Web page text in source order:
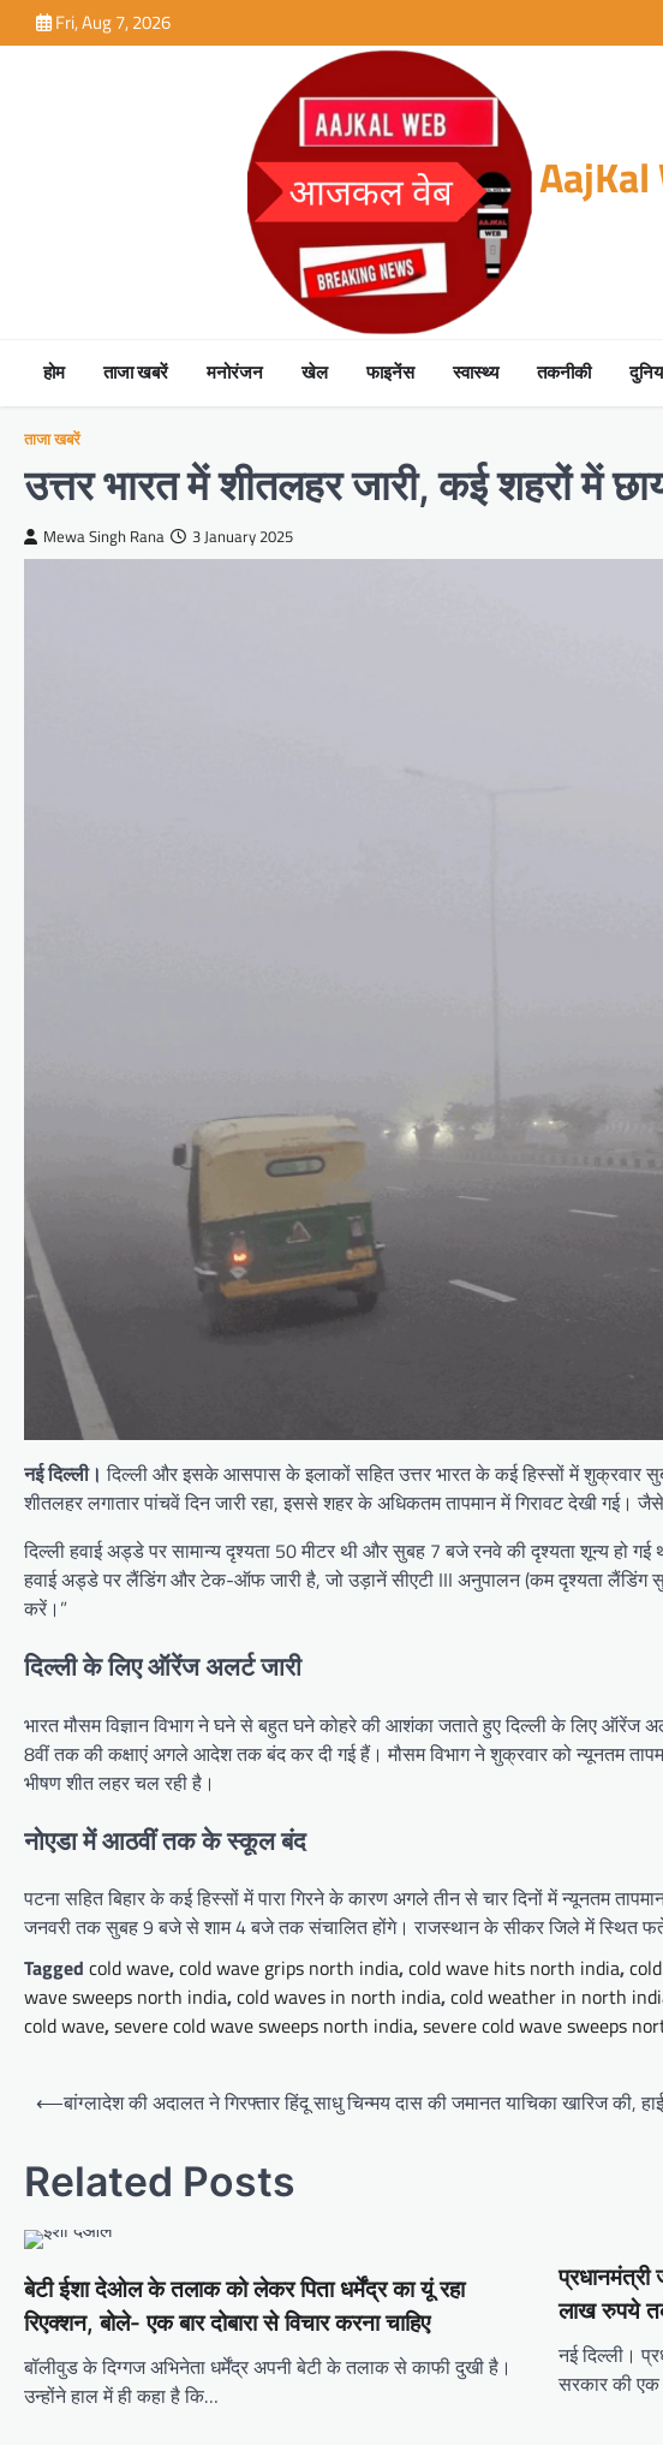
to
Fri, Aug 7, 2026
AajKal
होम ताजा खबरें मनोरंजन खेल फाइनेंस स्वास्थ्य तकनीकी
ताजा खबरें
उत्तर भारत में शीतलहर जारी, कई शहरों में
Mewa Singh Rana 3 January 2025
नई दिल्ली। दिल्ली और इसके आसपास के इलाकों सहित उत्तर भारत के कई हिस्सों में शुक्रवार
शीतलहर लगातार पांचवें दिन जारी रहा, इससे शहर के अधिकतम तापमान में गिरावट देखी गई।
दिल्ली हवाई अड्डे पर सामान्य दृश्यता 50 मीटर थी और सुबह 7 बजे रनवे की दृश्यता शून्य हो
हवाई अड्डे पर लैंडिंग और टेक-ऑफ जारी है, जो उड़ानें सीएटी III अनुपालन (कम दृश्यता लैंडिंग
करें।”
दिल्ली के लिए ऑरेंज अलर्ट जारी
भारत मौसम विज्ञान विभाग ने घने से बहुत घने कोहरे की आशंका जताते हुए दिल्ली के लिए
8वीं तक की कक्षाएं अगले आदेश तक बंद कर दी गई हैं। मौसम विभाग ने शुक्रवार को न्यूनतम
भीषण शीत लहर चल रही है।
नोएडा में आठवीं तक के स्कूल बंद
पटना सहित बिहार के कई हिस्सों में पारा गिरने के कारण अगले तीन से चार दिनों में न्यूनतम
जनवरी तक सुबह 9 बजे से शाम 4 बजे तक संचालित होंगे। राजस्थान के सीकर जिले में स्थित
Tagged cold wave,cold wave grips north india,cold wave hits north india,
wave sweeps north india,cold waves in north india,cold weather in north
cold wave,severe cold wave sweeps north india,severe cold wave sweeps
Post
⟵बांग्लादेश की अदालत ने गिरफ्तार हिंदू साधु चिन्मय दास की जमानत याचिका खारिज की,
Related Posts
बेटी ईशा देओल के तलाक को लेकर पिता धर्मेंद्र का यूं रहा
रिएक्शन, बोले- एक बार दोबारा से विचार करना चाहिए
बॉलीवुड के दिग्गज अभिनेता धर्मेंद्र अपनी बेटी के तलाक से काफी दुखी है।
उन्होंने हाल में ही कहा है कि…
प्रधानमंत्री
लाख रुपये
नई दिल्ली।
सरकार की एक